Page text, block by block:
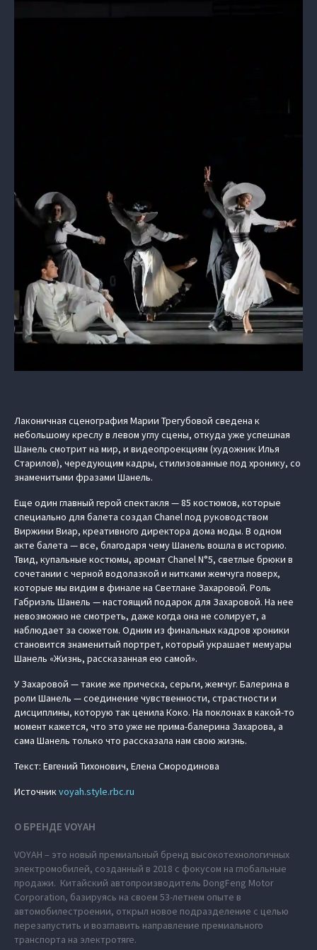
Лаконичная сценография Марии Трегубовой сведена к
небольшому креслу в левом углу сцены, откуда уже успешная
Шанель смотрит на мир, и видеопроекциям (художник Илья
Старилов), чередующим кадры, стилизованные под хронику, со
знаменитыми фразами Шанель.
Еще один главный герой спектакля — 85 костюмов, которые
специально для балета создал Chanel под руководством
Виржини Виар, креативного директора дома моды. В одном
акте балета — все, благодаря чему Шанель вошла в историю.
Твид, купальные костюмы, аромат Chanel N°5, светлые брюки в
сочетании с черной водолазкой и нитками жемчуга поверх,
которые мы видим в финале на Светлане Захаровой. Роль
Габриэль Шанель — настоящий подарок для Захаровой. На нее
невозможно не смотреть, даже когда она не солирует, а
наблюдает за сюжетом. Одним из финальных кадров хроники
становится знаменитый портрет, который украшает мемуары
Шанель «Жизнь, рассказанная ею самой».
У Захаровой — такие же прическа, серьги, жемчуг. Балерина в
роли Шанель — соединение чувственности, страстности и
дисциплины, которую так ценила Коко. На поклонах в какой-то
момент кажется, что это уже не прима-балерина Захарова, а
сама Шанель только что рассказала нам свою жизнь.
Текст: Евгений Тихонович, Елена Смородинова
Источникvoyah.style.rbc.ru
О БРЕНДЕ VOYAH
VOYAH – это новый премиальный бренд высокотехнологичных
электромобилей, созданный в 2018 с фокусом на глобальные
продажи. Китайский автопроизводитель DongFeng Motor
Corporation, базируясь на своем 53-летнем опыте в
автомобилестроении, открыл новое подразделение с целью
перезапустить и возглавить направление премиального
транспорта на электротяге.